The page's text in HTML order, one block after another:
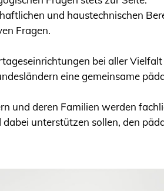
und haustechnischen
Fragen.
bei aller
eine gemeinsame
und deren Familien werden
unterstützen sollen, den